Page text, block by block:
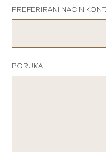
PREFERIRANI NAČIN
PORUKA